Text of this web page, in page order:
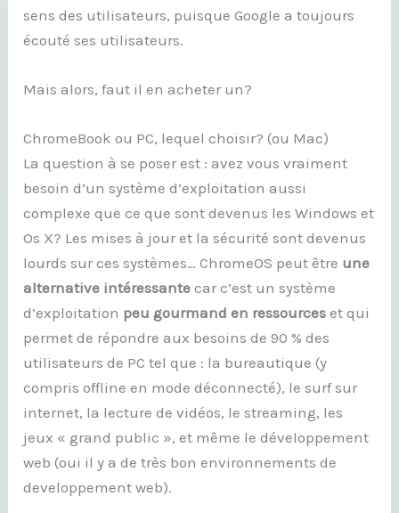
sens des utilisateurs, puisque Google a toujours
écouté ses utilisateurs.
Mais alors, faut il en acheter un?
ChromeBook ou PC, lequel choisir? (ou Mac)
La question à se poser est : avez vous vraiment
besoin d’un système d’exploitation aussi
complexe que ce que sont devenus les Windows et
Os X? Les mises à jour et la sécurité sont devenus
lourds sur ces systèmes… ChromeOS peut être une
alternative intéressante car c’est un système
d’exploitation peu gourmand en ressources et qui
permet de répondre aux besoins de 90 % des
utilisateurs de PC tel que : la bureautique (y
compris offline en mode déconnecté), le surf sur
internet, la lecture de vidéos, le streaming, les
jeux « grand public », et même le développement
web (oui il y a de très bon environnements de
developpement web).